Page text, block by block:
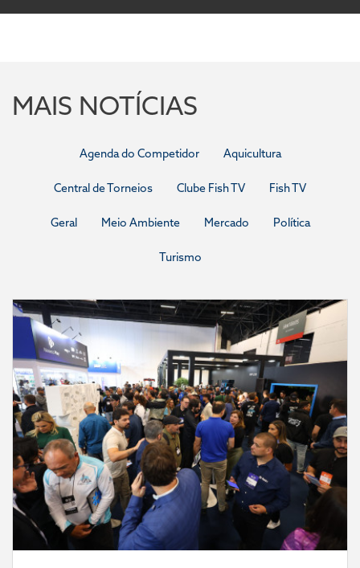
MAIS NOTÍCIAS
Agenda do Competidor Aquicultura
Central de Torneios Clube Fish TV Fish TV
Geral Meio Ambiente Mercado Política
Turismo